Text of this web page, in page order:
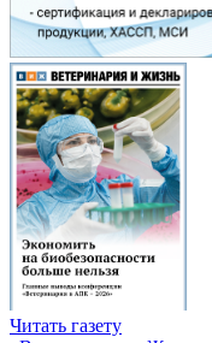
Читать газету